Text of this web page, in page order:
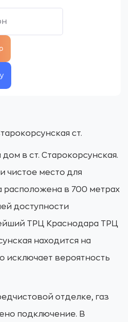
ст.
в ст. Старокорсунская.
чистое место для
в 700 метрах
доступности
ТРЦ Краснодара ТРЦ
находится на
исключает вероятность
отделке, газ
подключение. В